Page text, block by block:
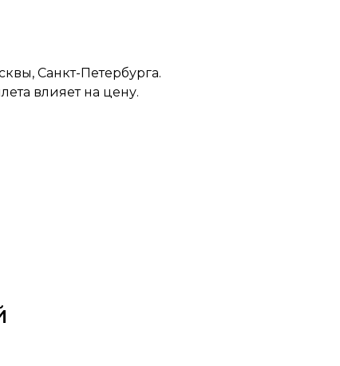
Санкт-Петербурга.
влияет на цену.